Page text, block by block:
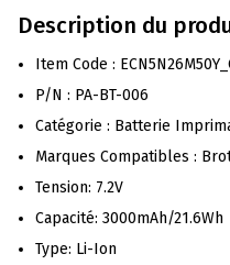
Description du
Item Code :
P/N : PA-BT-006
Catégorie : Batterie
Marques Compatibles :
Tension: 7.2V
Capacité: 3000mAh/21.6Wh
Type: Li-Ion